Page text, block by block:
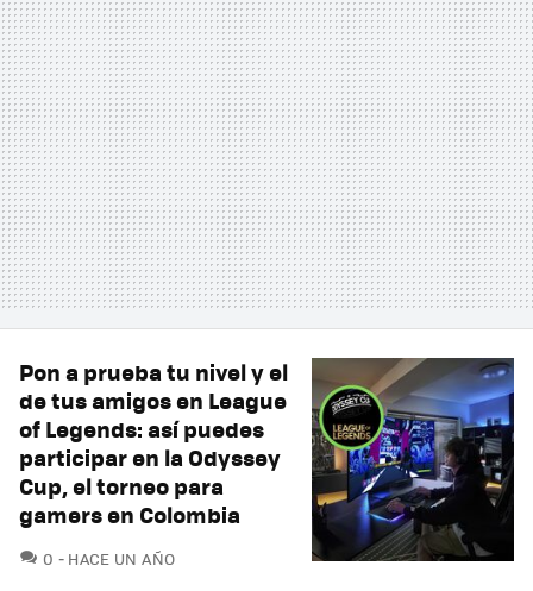
Pon a prueba tu nivel y el
de tus amigos en League
of Legends: así puedes
participar en la Odyssey
Cup, el torneo para
gamers en Colombia
0 COMENTARIOS
HACE UN AÑO